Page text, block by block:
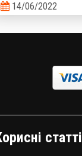
Багато хто знає, що
14/06/2022
статті